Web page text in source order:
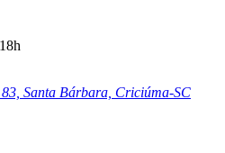
Santa Bárbara, Criciúma-SC